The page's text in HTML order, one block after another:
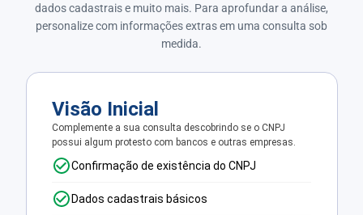
dados cadastrais e muito mais. Para aprofundar a análise,
personalize com informações extras em uma consulta sob
medida.
Visão Inicial
Complemente a sua consulta descobrindo se o CNPJ
possui algum protesto com bancos e outras empresas.
Confirmação de existência do CNPJ
Dados cadastrais básicos